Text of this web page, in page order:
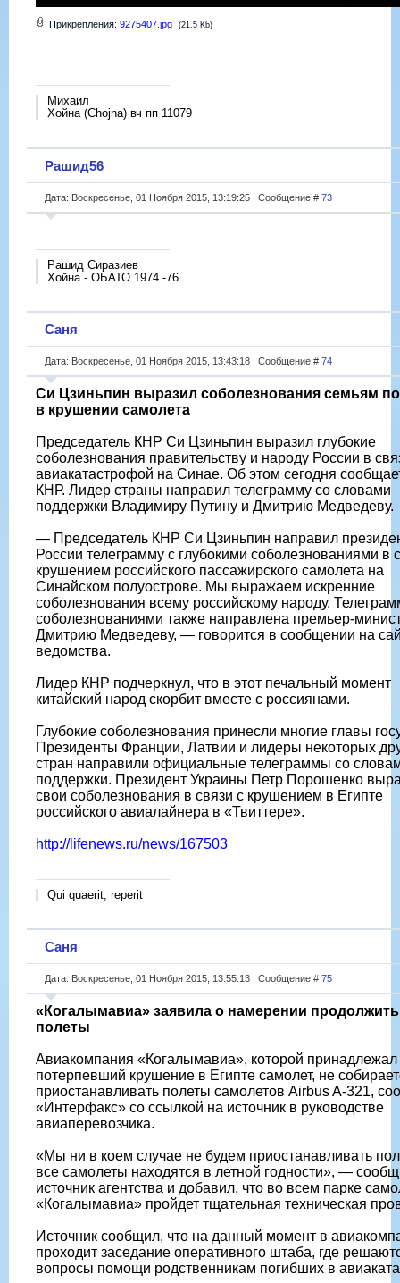
Прикрепления: 9275407.jpg (21.5 Kb)
Михаил
Хойна (Chojna) вч пп 11079
Рашид56
Дата: Воскресенье, 01 Ноября 2015, 13:19:25 | Сообщение # 73
Рашид Сиразиев
Хойна - ОБАТО 1974 -76
Саня
Дата: Воскресенье, 01 Ноября 2015, 13:43:18 | Сообщение # 74
Си Цзиньпин выразил соболезнования семьям
в крушении самолета
Председатель КНР Си Цзиньпин выразил глубокие
соболезнования правительству и народу России в
авиакатастрофой на Синае. Об этом сегодня
КНР. Лидер страны направил телеграмму со словами
поддержки Владимиру Путину и Дмитрию Медведеву.
— Председатель КНР Си Цзиньпин направил
России телеграмму с глубокими соболезнованиями в
крушением российского пассажирского самолета на
Синайском полуострове. Мы выражаем искренние
соболезнования всему российскому народу.
соболезнованиями также направлена премьер-
Дмитрию Медведеву, — говорится в сообщении на
ведомства.
Лидер КНР подчеркнул, что в этот печальный момент
китайский народ скорбит вместе с россиянами.
Глубокие соболезнования принесли многие главы
Президенты Франции, Латвии и лидеры некоторых
стран направили официальные телеграммы со
поддержки. Президент Украины Петр Порошенко
свои соболезнования в связи с крушением в Египте
российского авиалайнера в «Твиттере».
http://lifenews.ru/news/167503
Qui quaerit, reperit
Саня
Дата: Воскресенье, 01 Ноября 2015, 13:55:13 | Сообщение # 75
«Когалымавиа» заявила о намерении продолжить
полеты
Авиакомпания «Когалымавиа», которой принадлежал
потерпевший крушение в Египте самолет, не
приостанавливать полеты самолетов Airbus A-321,
«Интерфакс» со ссылкой на источник в руководстве
авиаперевозчика.
«Мы ни в коем случае не будем приостанавливать
все самолеты находятся в летной годности», —
источник агентства и добавил, что во всем парке
«Когалымавиа» пройдет тщательная техническая
Источник сообщил, что на данный момент в
проходит заседание оперативного штаба, где
вопросы помощи родственникам погибших в